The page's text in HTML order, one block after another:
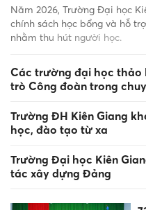
Năm 2026, Trường Đại học
chính sách học bổng và hỗ
nhằm thu hút người học.
Các trường đại học thảo
trò Công đoàn trong
Trường ĐH Kiên Giang
học, đào tạo từ xa
Trường Đại học Kiên
tác xây dựng Đảng